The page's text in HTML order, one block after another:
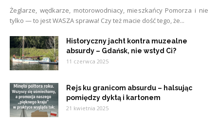
Żeglarze, wędkarze, motorowodniacy, mieszkańcy Pomorza i nie
tylko — to jest WASZA sprawa! Czy też macie dość tego, że...
Historyczny jacht kontra muzealne
absurdy – Gdańsk, nie wstyd Ci?
11 czerwca 2025
Rejs ku granicom absurdu – halsując
pomiędzy dyktą i kartonem
21 kwietnia 2025